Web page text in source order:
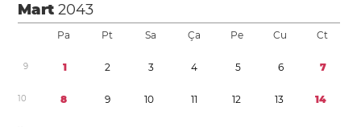
Mart2043
Pa Pt Sa Ça Pe Cu Ct
9 1 2 3 4 5 6 7
10 8 9 10 11 12 13 14